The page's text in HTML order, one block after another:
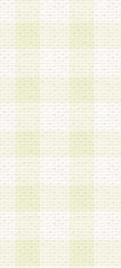
社は事前に
3.前項の定
意を 得る
づき選定
できるも
契約を締
の注意を
a.本サービ
b.会員か
c.モバイル
実施もしく
d.その他こ